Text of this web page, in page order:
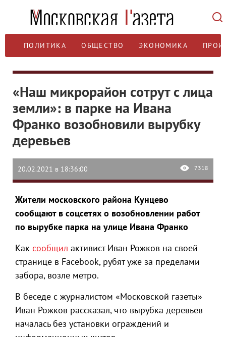
ПОЛИТИКА ОБЩЕСТВО ЭКОНОМИКА
«Наш микрорайон сотрут с лица
земли»: в парке на Ивана
Франко возобновили вырубку
деревьев
20.02.2021 в 18:36:00 7318
Жители московского района Кунцево
сообщают в соцсетях о возобновлении работ
по вырубке парка на улице Ивана Франко
Как сообщил активист Иван Рожков на своей
странице в Facebook, рубят уже за пределами
забора, возле метро.
В беседе с журналистом «Московской газеты»
Иван Рожков рассказал, что вырубка деревьев
началась без установки ограждений и